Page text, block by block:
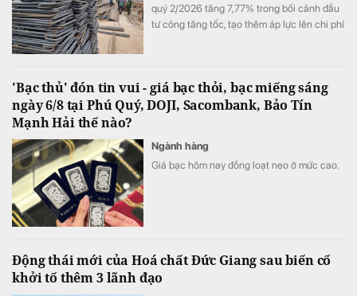
quý 2/2026 tăng 7,77% trong bối cảnh đầu
tư công tăng tốc, tạo thêm áp lực lên chi phí
'Bạc thủ' đón tin vui - giá bạc thỏi, bạc miếng sáng
ngày 6/8 tại Phú Quý, DOJI, Sacombank, Bảo Tín
Mạnh Hải thế nào?
Ngành hàng
Giá bạc hôm nay đồng loạt neo ở mức cao.
Động thái mới của Hoá chất Đức Giang sau biến cố
khởi tố thêm 3 lãnh đạo